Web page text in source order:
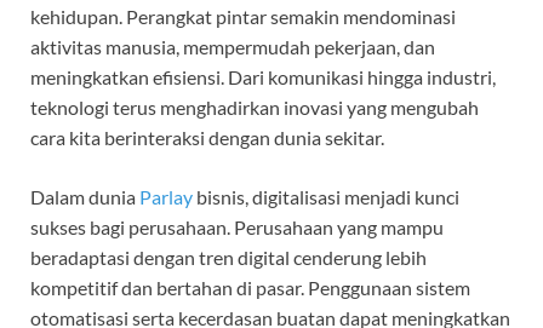
kehidupan. Perangkat pintar semakin mendominasi
aktivitas manusia, mempermudah pekerjaan, dan
meningkatkan efisiensi. Dari komunikasi hingga industri,
teknologi terus menghadirkan inovasi yang mengubah
cara kita berinteraksi dengan dunia sekitar.
Dalam dunia Parlay bisnis, digitalisasi menjadi kunci
sukses bagi perusahaan. Perusahaan yang mampu
beradaptasi dengan tren digital cenderung lebih
kompetitif dan bertahan di pasar. Penggunaan sistem
otomatisasi serta kecerdasan buatan dapat meningkatkan